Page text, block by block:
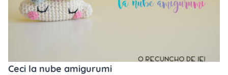
Ceci la nube amigurumi